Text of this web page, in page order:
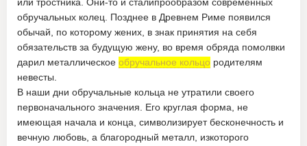
обручальных колец. Позднее в Древнем Риме появился
обычай, по которому жених, в знак принятия на себя
обязательств за будущую жену, во время обряда помолвки
дарил металлическое обручальное кольцо родителям
невесты.
В наши дни обручальные кольца не утратили своего
первоначального значения. Его круглая форма, не
имеющая начала и конца, символизирует бесконечность и
вечную любовь, а благородный металл, изкоторого